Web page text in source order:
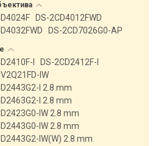
DS-2CD4012FWD
DS-2CD7026G0-AP
I
DS-2CD2412F-I
IW
I 2.8 mm
I 2.8 mm
IW 2.8 mm
IW 2.8 mm
IW(W) 2.8 mm